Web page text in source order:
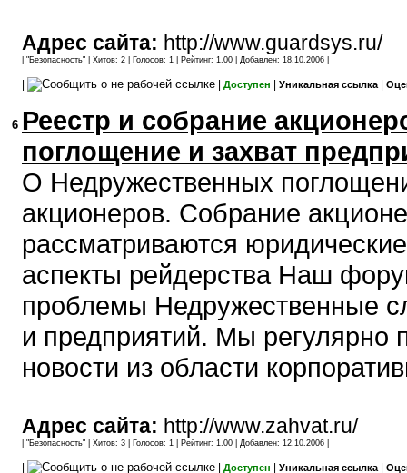
Адрес сайта: http://www.guardsys.ru/
| "Безопасность" | Хитов: 2 | Голосов: 1 | Рейтинг: 1.00 | Добавлен: 18.10.2006 |
Доступен Уникальная ссылка|
6 Реестр и собрание
поглощение и захват
О Недружественных
акционеров. Собрание
рассматриваются
аспекты рейдерства Наш
проблемы Недружественные
и предприятий. Мы регулярно
новости из области
Адрес сайта: http://www.zahvat.ru/
| "Безопасность" | Хитов: 3 | Голосов: 1 | Рейтинг: 1.00 | Добавлен: 12.10.2006 |
Доступен Уникальная ссылка|